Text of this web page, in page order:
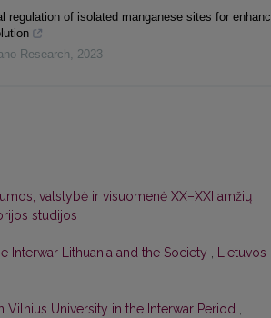
regulation of isolated manganese sites for
Research, 2023
valstybė ir visuomenė XX–XXI amžių
studijos
Interwar Lithuania and the Society , Lietuvos
University in the Interwar Period ,